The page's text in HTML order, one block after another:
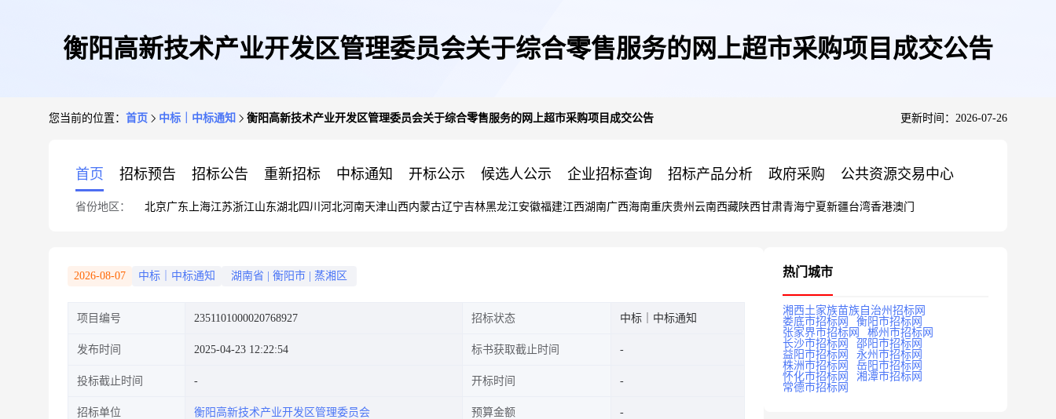
衡阳高新技术产业开发区管理委员会关于综合零售服务的网上超市采购项目成交公告
您当前的位置： 首页 中标｜中标通知 衡阳高新技术产业开发区管理委员会关于综合零售服务的网上超市采购项目成交公告 更新时间：2026-07-26
首页 招标预告 招标公告 重新招标 中标通知 开标公示 候选人公示 企业招标查询 招标产品分析 政府采购 公共资源交易中心
省份地区： 北京广东 上海江苏浙江山东湖北四川 河北河南天津山西内蒙古辽宁吉林黑龙江安徽福建江西湖南广西海南重庆贵州 云南西藏陕西甘肃青海宁夏新疆台湾香港澳门
2026-08-07 中标｜中标通知 湖南省 衡阳市 蒸湘区
项目编号 2351101000020768927 招标状态 中标｜中标通知
发布时间 2025-04-23 12:22:54 标书获取截止时间
投标截止时间 开标时间
招标单位 衡阳高新技术产业开发区管理委员会 预算金额
热门城市
湘西土家族苗族自治州招标网
娄底市招标网
衡阳市招标网
张家界市招标网
郴州市招标网
长沙市招标网
邵阳市招标网
益阳市招标网
永州市招标网
株洲市招标网
岳阳市招标网
怀化市招标网
湘潭市招标网
常德市招标网